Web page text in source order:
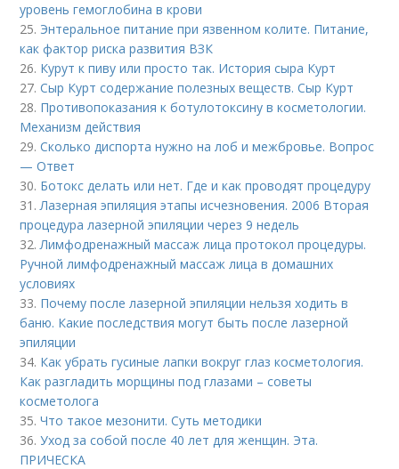
уровень гемоглобина в крови
25. Энтеральное питание при язвенном колите. Питание,
как фактор риска развития ВЗК
26. Курут к пиву или просто так. История сыра Курт
27.Сыр Курт содержание полезных веществ. Сыр Курт
28. Противопоказания к ботулотоксину в косметологии.
Механизм действия
29.Сколько диспорта нужно на лоб и межбровье. Вопрос
— Ответ
30. Ботокс делать или нет. Где и как проводят процедуру
31.Лазерная эпиляция этапы исчезновения. 2006 Вторая
процедура лазерной эпиляции через 9 недель
32.Лимфодренажный массаж лица протокол процедуры.
Ручной лимфодренажный массаж лица в домашних
условиях
33. Почему после лазерной эпиляции нельзя ходить в
баню. Какие последствия могут быть после лазерной
эпиляции
34. Как убрать гусиные лапки вокруг глаз косметология.
Как разгладить морщины под глазами – советы
косметолога
35.Что такое мезонити. Суть методики
36.Уход за собой после 40 лет для женщин. Эта.
ПРИЧЕСКА